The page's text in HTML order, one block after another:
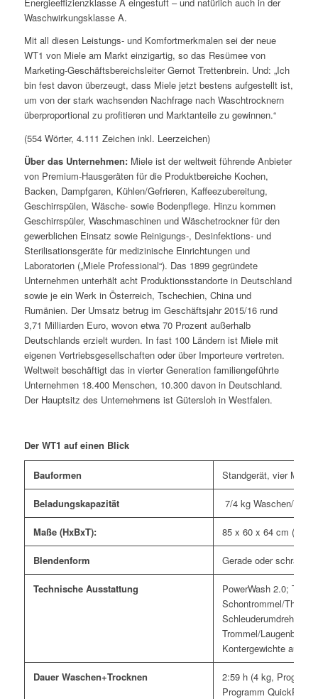
Energieeffizienzklasse A eingestuft – und natürlich auch in der
Waschwirkungsklasse A.
Mit all diesen Leistungs- und Komfortmerkmalen sei der neue
WT1 von Miele am Markt einzigartig, so das Resümee von
Marketing-Geschäftsbereichsleiter Gernot Trettenbrein. Und: „Ich
bin fest davon überzeugt, dass Miele jetzt bestens aufgestellt ist,
um von der stark wachsenden Nachfrage nach Waschtrocknern
überproportional zu profitieren und Marktanteile zu gewinnen.“
(554 Wörter, 4.111 Zeichen inkl. Leerzeichen)
Über das Unternehmen: Miele ist der weltweit führende Anbieter
von Premium-Hausgeräten für die Produktbereiche Kochen,
Backen, Dampfgaren, Kühlen/Gefrieren, Kaffeezubereitung,
Geschirrspülen, Wäsche- sowie Bodenpflege. Hinzu kommen
Geschirrspüler, Waschmaschinen und Wäschetrockner für den
gewerblichen Einsatz sowie Reinigungs-, Desinfektions- und
Sterilisationsgeräte für medizinische Einrichtungen und
Laboratorien („Miele Professional“). Das 1899 gegründete
Unternehmen unterhält acht Produktionsstandorte in Deutschland
sowie je ein Werk in Österreich, Tschechien, China und
Rumänien. Der Umsatz betrug im Geschäftsjahr 2015/16 rund
3,71 Milliarden Euro, wovon etwa 70 Prozent außerhalb
Deutschlands erzielt wurden. In fast 100 Ländern ist Miele mit
eigenen Vertriebsgesellschaften oder über Importeure vertreten.
Weltweit beschäftigt das in vierter Generation familiengeführte
Unternehmen 18.400 Menschen, 10.300 davon in Deutschland.
Der Hauptsitz des Unternehmens ist Gütersloh in Westfalen.
Der WT1 auf einen Blick
Bauformen Standgerät, vier
Beladungskapazität 7/4 kg Waschen/
Maße (HxBxT): 85 x 60 x 64 cm (8
Blendenform Gerade oder schräg
Technische Ausstattung
PowerWash 2.0;
Schontrommel/
Trommel/
Kontergewichte aus
Dauer Waschen+Trocknen
2:59 h (4 kg,
Programm